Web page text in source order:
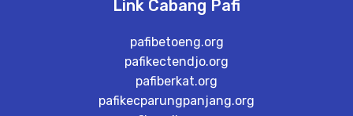
Link Cabang Pafi
pafibetoeng.org
pafikectendjo.org
pafiberkat.org
pafikecparungpanjang.org